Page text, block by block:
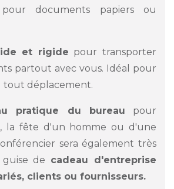
documents papiers ou
et rigide pour transporter
partout avec vous. Idéal pour
tout déplacement.
pratique du bureau pour
la fête d'un homme ou d'une
sera également très
de cadeau d'entreprise
clients ou fournisseurs.